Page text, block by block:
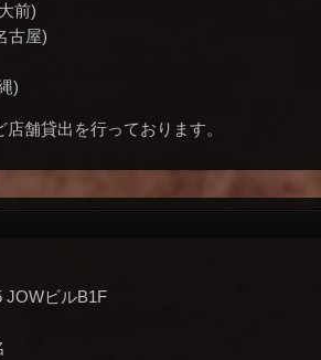
前)
古屋)
)
舗貸出を行っております。
JOWビルB1F